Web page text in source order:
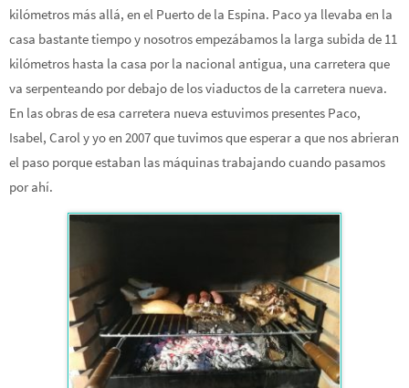
kilómetros más allá, en el Puerto de la Espina. Paco ya llevaba en la
casa bastante tiempo y nosotros empezábamos la larga subida de 11
kilómetros hasta la casa por la nacional antigua, una carretera que
va serpenteando por debajo de los viaductos de la carretera nueva.
En las obras de esa carretera nueva estuvimos presentes Paco,
Isabel, Carol y yo en 2007 que tuvimos que esperar a que nos abrieran
el paso porque estaban las máquinas trabajando cuando pasamos
por ahí.